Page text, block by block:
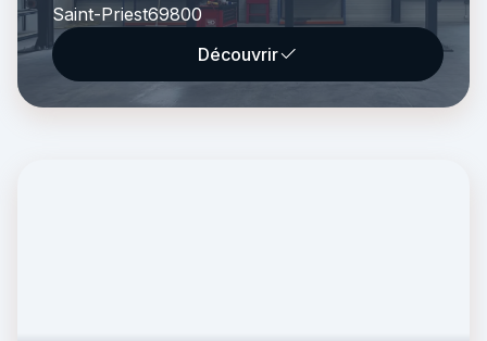
Saint-Priest69800
Découvrir